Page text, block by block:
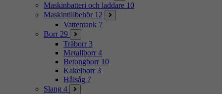
Maskinbatteri och laddare 10
Maskintillbehör 12
Vattentank 7
Borr 29
Träborr 3
Metallborr 4
Betongborr 10
Kakelborr 3
Hålsåg 7
Slang 4